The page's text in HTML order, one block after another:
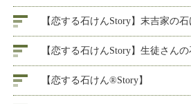
【恋する石けんStory】末吉家の石
【恋する石けんStory】生徒さん
【恋する石けん®Story】